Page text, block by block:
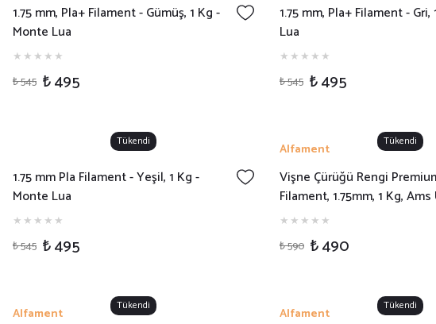
1.75 mm, Pla+ Filament - Gümüş, 1 Kg -
Monte Lua
₺ 545 ₺ 495
1.75 mm, Pla+ Filament -
Lua
₺ 545 ₺ 495
Tükendi
1.75 mm Pla Filament - Yeşil, 1 Kg -
Monte Lua
₺ 545 ₺ 495
Tükendi
Alfament
Vişne Çürüğü Rengi
Filament, 1.75mm, 1 Kg,
₺ 590 ₺ 490
Tükendi
Alfament Tükendi
Alfament